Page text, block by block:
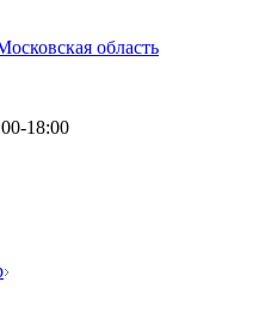
область
18:00